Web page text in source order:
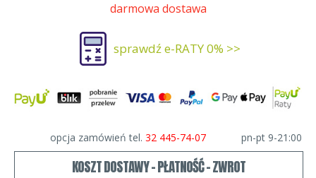
darmowa dostawa
sprawdź e-RATY 0% >>
opcja zamówień tel. 32 445-74-07 pn-pt 9-21:00
KOSZT DOSTAWY - PŁATNOŚĆ - ZWROT